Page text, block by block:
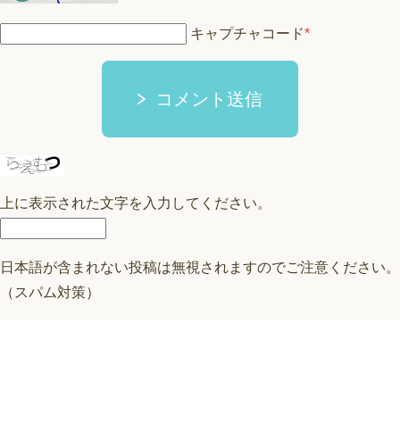
キャプチャコード*
コメント送信
上に表示された文字を入力してください。
日本語が含まれない投稿は無視されますのでご注意ください。
（スパム対策）